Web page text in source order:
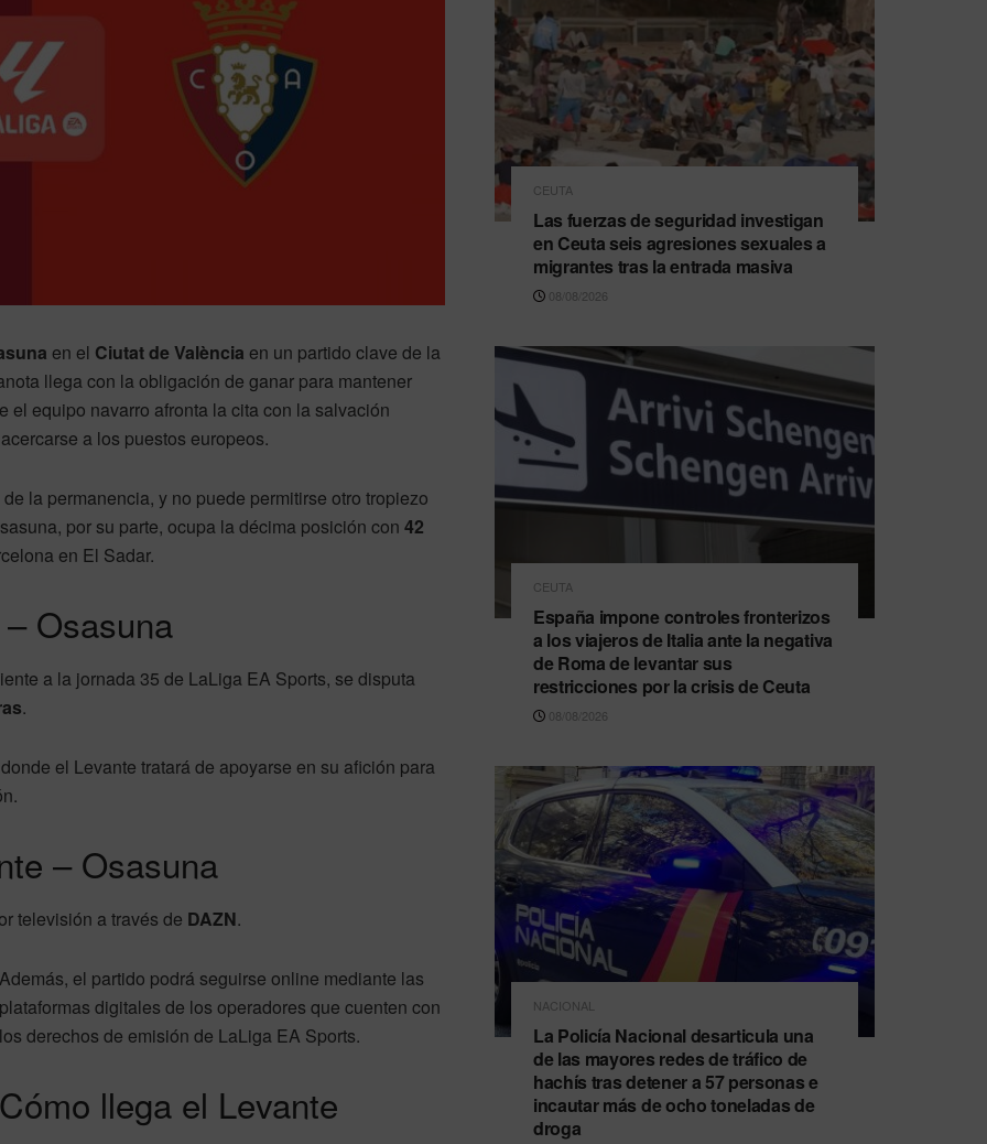
en el Ciutat de València en un partido clave de la
llega con la obligación de ganar para mantener
equipo navarro afronta la cita con la salvación
a los puestos europeos.
de la permanencia, y no puede permitirse otro tropiezo
por su parte, ocupa la décima posición con 42
en El Sadar.
Osasuna
a la jornada 35 de LaLiga EA Sports, se disputa
.
el Levante tratará de apoyarse en su afición para
– Osasuna
televisión a través de DAZN.
Además, el partido podrá seguirse online mediante las
plataformas digitales de los operadores que cuenten con
los derechos de emisión de LaLiga EA Sports.
Cómo llega el Levante
CEUTA
Las fuerzas de seguridad investigan
en Ceuta seis agresiones sexuales a
migrantes tras la entrada masiva
08/08/2026
CEUTA
España impone controles fronterizos
a los viajeros de Italia ante la negativa
de Roma de levantar sus
restricciones por la crisis de Ceuta
08/08/2026
NACIONAL
La Policía Nacional desarticula una
de las mayores redes de tráfico de
hachís tras detener a 57 personas e
incautar más de ocho toneladas de
droga